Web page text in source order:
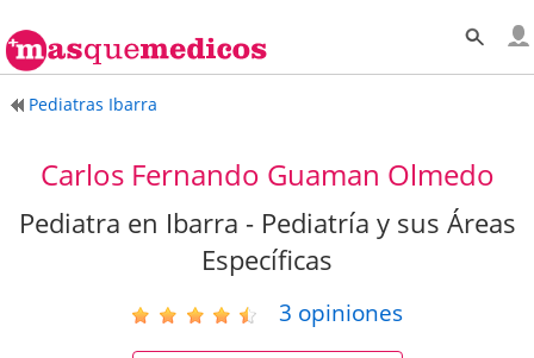
Pediatras Ibarra
Carlos Fernando Guaman Olmedo
Pediatra en Ibarra - Pediatría y sus Áreas
Específicas
3 opiniones